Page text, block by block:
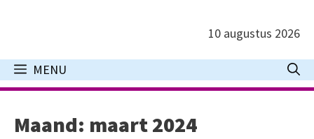
inhoud
10 augustus 2026
MENU
Maand: maart 2024